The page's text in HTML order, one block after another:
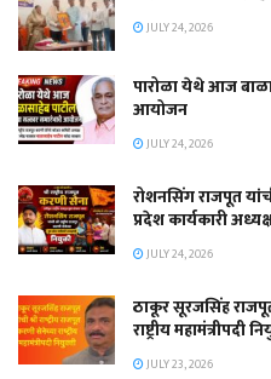
JULY 24, 2026
पारोळा येथे आज
आयोजन
JULY 24, 2026
रोशनसिंग राजपूत
प्रदेश कार्यकारी
JULY 24, 2026
ठाकूर सूरजसिंह राजपूत
राष्ट्रीय महामंत्रीपदी
JULY 23, 2026